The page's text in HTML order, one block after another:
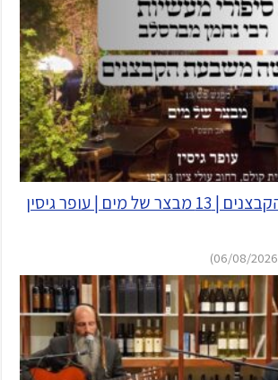
מעשה משבעת הקבצנים | 13 מבצר של מים | עופר גיסין